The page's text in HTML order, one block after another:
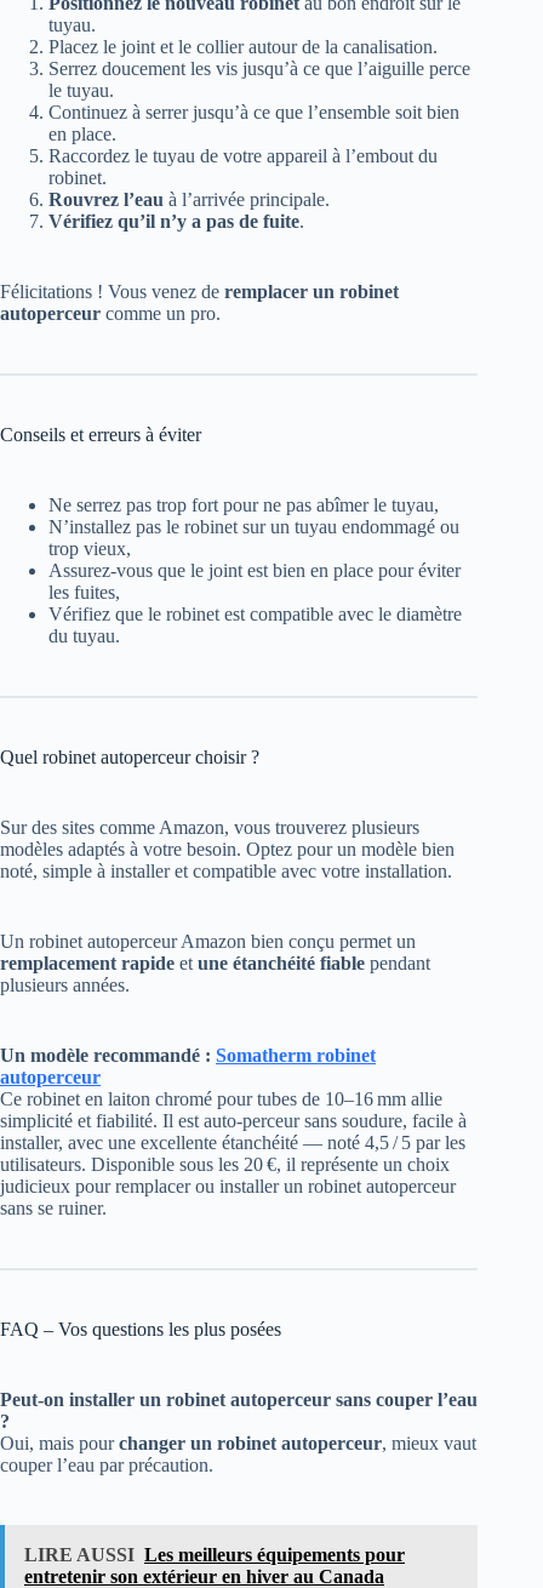
tuyau.
Placez le joint et le collier autour de la canalisation.
Serrez doucement les vis jusqu’à ce que l’aiguille perce
le tuyau.
Continuez à serrer jusqu’à ce que l’ensemble soit bien
en place.
Raccordez le tuyau de votre appareil à l’embout du
robinet.
Rouvrez l’eau à l’arrivée principale.
Vérifiez qu’il n’y a pas de fuite.
Félicitations ! Vous venez de remplacer un robinet
autoperceur comme un pro.
Conseils et erreurs à éviter
Ne serrez pas trop fort pour ne pas abîmer le tuyau,
N’installez pas le robinet sur un tuyau endommagé ou
trop vieux,
Assurez-vous que le joint est bien en place pour éviter
les fuites,
Vérifiez que le robinet est compatible avec le diamètre
du tuyau.
Quel robinet autoperceur choisir ?
Sur des sites comme Amazon, vous trouverez plusieurs
modèles adaptés à votre besoin. Optez pour un modèle bien
noté, simple à installer et compatible avec votre installation.
Un robinet autoperceur Amazon bien conçu permet un
remplacement rapide et une étanchéité fiable pendant
plusieurs années.
Un modèle recommandé : Somatherm robinet
autoperceur
Ce robinet en laiton chromé pour tubes de 10–16 mm allie
simplicité et fiabilité. Il est auto‑perceur sans soudure, facile à
installer, avec une excellente étanchéité — noté 4,5 / 5 par les
utilisateurs. Disponible sous les 20 €, il représente un choix
judicieux pour remplacer ou installer un robinet autoperceur
sans se ruiner.
FAQ – Vos questions les plus posées
Peut-on installer un robinet autoperceur sans couper l’eau
?
Oui, mais pourchanger un robinet autoperceur, mieux vaut
couper l’eau par précaution.
LIRE AUSSI Les meilleurs équipements pour
entretenir son extérieur en hiver au Canada